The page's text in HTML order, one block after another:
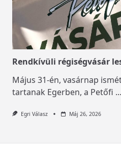
Rendkívüli régiségvásár
Május 31-én, vasárnap
tartanak Egerben, a Petőfi ...
Egri Válasz Máj 26, 2026